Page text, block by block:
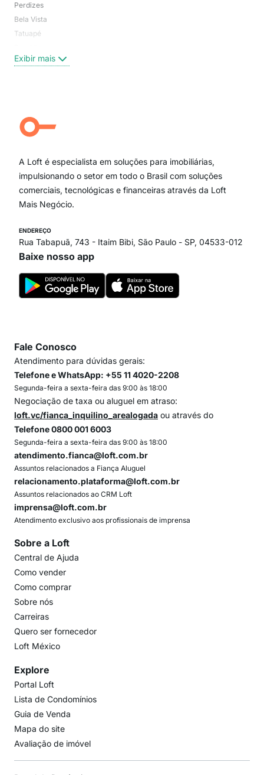
Perdizes
Bela Vista
Tatuapé
Centro
Campo Belo
Ipiranga
Paraíso
Itaim Bibi
Exibir mais
A Loft é especialista em soluções para imobiliárias,
impulsionando o setor em todo o Brasil com soluções
comerciais, tecnológicas e financeiras através da Loft
Mais Negócio.
ENDEREÇO
Rua Tabapuã, 743 - Itaim Bibi, São Paulo - SP, 04533-012
Baixe nosso app
Fale Conosco
Atendimento para dúvidas gerais:
Telefone e WhatsApp: +55 11 4020-2208
Segunda-feira a sexta-feira das 9:00 às 18:00
Negociação de taxa ou aluguel em atraso:
loft.vc/fianca_inquilino_arealogada ou através do
Telefone 0800 001 6003
Segunda-feira a sexta-feira das 9:00 às 18:00
atendimento.fianca@loft.com.br
Assuntos relacionados a Fiança Aluguel
relacionamento.plataforma@loft.com.br
Assuntos relacionados ao CRM Loft
imprensa@loft.com.br
Atendimento exclusivo aos profissionais de imprensa
Sobre a Loft
Central de Ajuda
Como vender
Como comprar
Sobre nós
Carreiras
Quero ser fornecedor
Loft México
Explore
Portal Loft
Lista de Condomínios
Guia de Venda
Mapa do site
Avaliação de imóvel